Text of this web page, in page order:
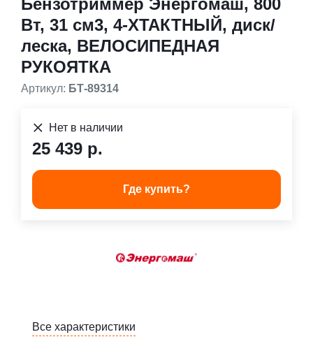
Бензотриммер Энергомаш, 800
Вт, 31 см3, 4-ХТАКТНЫЙ, диск/
леска, ВЕЛОСИПЕДНАЯ
РУКОЯТКА
Артикул: БТ-89314
Нет в наличии
25 439 р.
Где купить?
Все характеристики